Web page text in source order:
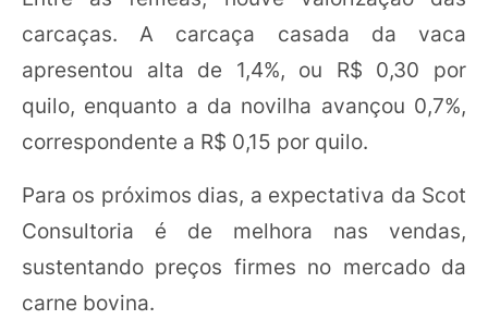
carcaças. A carcaça casada da vaca
apresentou alta de 1,4%, ou R$ 0,30 por
quilo, enquanto a da novilha avançou 0,7%,
correspondente a R$ 0,15 por quilo.
Para os próximos dias, a expectativa da Scot
Consultoria é de melhora nas vendas,
sustentando preços firmes no mercado da
carne bovina.